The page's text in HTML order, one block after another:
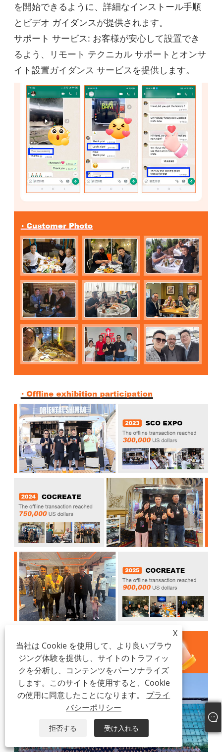
を開始できるように、詳細なインストール手順
とビデオ ガイダンスが提供されます。
サポート サービス: お客様が安心して設置でき
るよう、リモート テクニカル サポートとオンサ
イト設置ガイダンス サービスを提供します。
X
当社は Cookie を使用して、より良いブラウ
ジング体験を提供し、サイトのトラフィッ
クを分析し、コンテンツをパーソナライズ
します。このサイトを使用すると、Cookie
の使用に同意したことになります。 プライ
バシーポリシー
拒否する 受け入れる